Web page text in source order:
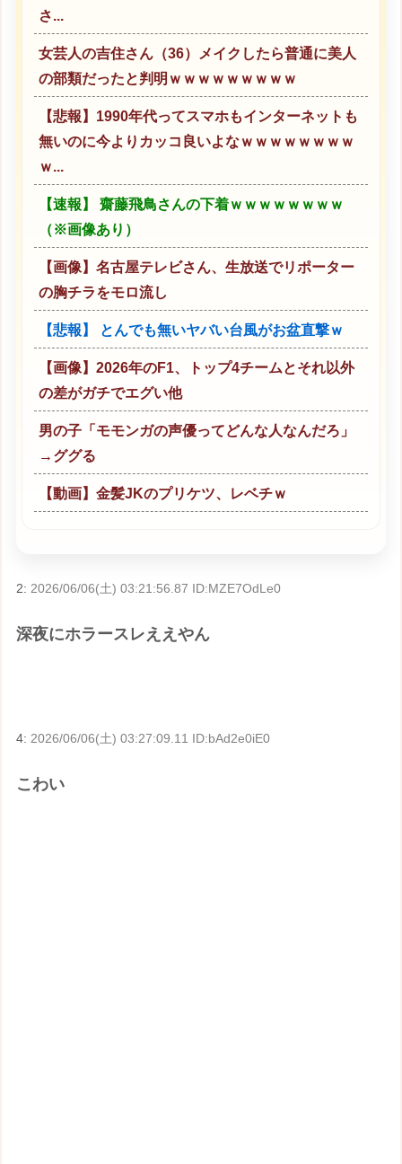
さ...
女芸人の吉住さん（36）メイクしたら普通に美人
の部類だったと判明ｗｗｗｗｗｗｗｗｗ
【悲報】1990年代ってスマホもインターネットも
無いのに今よりカッコ良いよなｗｗｗｗｗｗｗｗ
ｗ...
【速報】 齋藤飛鳥さんの下着ｗｗｗｗｗｗｗｗ
（※画像あり）
【画像】名古屋テレビさん、生放送でリポーター
の胸チラをモロ流し
【悲報】 とんでも無いヤバい台風がお盆直撃ｗ
【画像】2026年のF1、トップ4チームとそれ以外
の差がガチでエグい他
男の子「モモンガの声優ってどんな人なんだろ」
→ググる
【動画】金髪JKのプリケツ、レベチｗ
2: 2026/06/06(土) 03:21:56.87 ID:MZE7OdLe0
深夜にホラースレええやん
4: 2026/06/06(土) 03:27:09.11 ID:bAd2e0iE0
こわい